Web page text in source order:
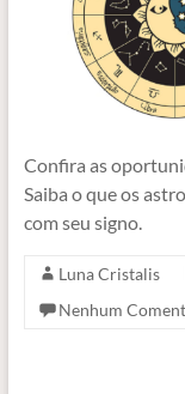
Confira as
Saiba o que os
com seu signo.
Luna Cristalis
Nenhum